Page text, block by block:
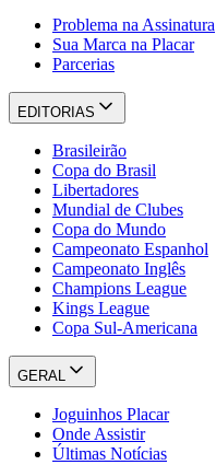
Problema na Assinatura
Sua Marca na Placar
Parcerias
EDITORIAS
Brasileirão
Copa do Brasil
Libertadores
Mundial de Clubes
Copa do Mundo
Campeonato Espanhol
Campeonato Inglês
Champions League
Kings League
Copa Sul-Americana
GERAL
Joguinhos Placar
Onde Assistir
Últimas Notícias